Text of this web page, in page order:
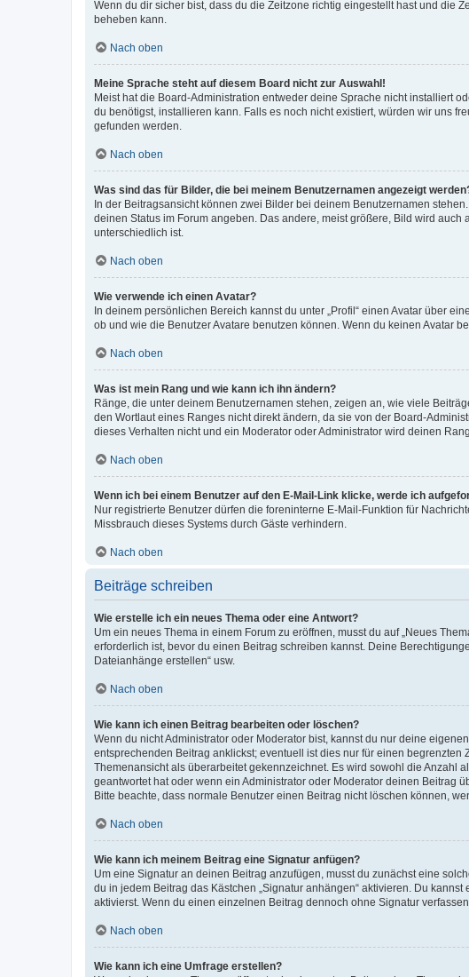
Wenn du dir sicher bist, dass du die Zeitzone richtig eingestellt hast und die
beheben kann.
Nach oben
Meine Sprache steht auf diesem Board nicht zur Auswahl!
Meist hat die Board-Administration entweder deine Sprache nicht installiert
du benötigst, installieren kann. Falls es noch nicht existiert, würden wir uns
gefunden werden.
Nach oben
Was sind das für Bilder, die bei meinem Benutzernamen angezeigt
In der Beitragsansicht können zwei Bilder bei deinem Benutzernamen
deinen Status im Forum angeben. Das andere, meist größere, Bild wird
unterschiedlich ist.
Nach oben
Wie verwende ich einen Avatar?
In deinem persönlichen Bereich kannst du unter „Profil“ einen Avatar über
ob und wie die Benutzer Avatare benutzen können. Wenn du keinen Avatar
Nach oben
Was ist mein Rang und wie kann ich ihn ändern?
Ränge, die unter deinem Benutzernamen stehen, zeigen an, wie viele
den Wortlaut eines Ranges nicht direkt ändern, da sie von der Board-
dieses Verhalten nicht und ein Moderator oder Administrator wird deinen
Nach oben
Wenn ich bei einem Benutzer auf den E-Mail-Link klicke, werde ich
Nur registrierte Benutzer dürfen die foreninterne E-Mail-Funktion für
Missbrauch dieses Systems durch Gäste verhindern.
Nach oben
Beiträge schreiben
Wie erstelle ich ein neues Thema oder eine Antwort?
Um ein neues Thema in einem Forum zu eröffnen, musst du auf „Neues
erforderlich ist, bevor du einen Beitrag schreiben kannst. Deine
Dateianhänge erstellen“ usw.
Nach oben
Wie kann ich einen Beitrag bearbeiten oder löschen?
Wenn du nicht Administrator oder Moderator bist, kannst du nur deine
entsprechenden Beitrag anklickst; eventuell ist dies nur für einen
Themenansicht als überarbeitet gekennzeichnet. Es wird sowohl die Anzahl
geantwortet hat oder wenn ein Administrator oder Moderator deinen Beitrag
Bitte beachte, dass normale Benutzer einen Beitrag nicht löschen können,
Nach oben
Wie kann ich meinem Beitrag eine Signatur anfügen?
Um eine Signatur an deinen Beitrag anzufügen, musst du zunächst eine
du in jedem Beitrag das Kästchen „Signatur anhängen“ aktivieren. Du
aktivierst. Wenn du einen einzelnen Beitrag dennoch ohne Signatur
Nach oben
Wie kann ich eine Umfrage erstellen?